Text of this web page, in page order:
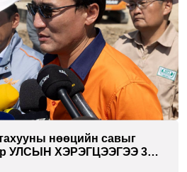
нөөцийн савыг
УЛСЫН ХЭРЭГЦЭЭГЭЭ 3
болно